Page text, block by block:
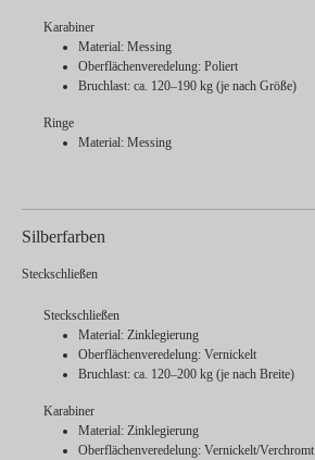
Karabiner
Material: Messing
Oberflächenveredelung: Poliert
Bruchlast: ca. 120–190 kg (je nach Größe)
Ringe
Material: Messing
Silberfarben
Steckschließen
Steckschließen
Material: Zinklegierung
Oberflächenveredelung: Vernickelt
Bruchlast: ca. 120–200 kg (je nach Breite)
Karabiner
Material: Zinklegierung
Oberflächenveredelung: Vernickelt/Verchromt